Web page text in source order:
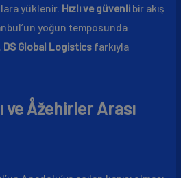
yüklenir. Hızlı ve güvenlibir akış
yoğun temposunda
DS Global Logisticsfarkıyla
ve Åžehirler Arası